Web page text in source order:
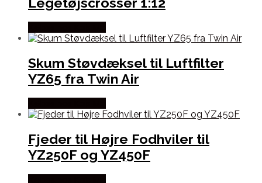
Skum Støvdæksel til Luftfilter
YZ65 fra Twin Air
Fjeder til Højre Fodhviler til
YZ250F og YZ450F